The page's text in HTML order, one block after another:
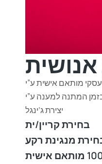
אנושית
מותאם אישית ע”י
המתנה למענה ע”י
יצירת ג’ינגל
בחירת קריין/ית
מנגינת רקע